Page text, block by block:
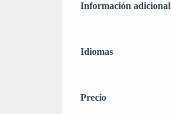
Información adicional
Idiomas
Precio